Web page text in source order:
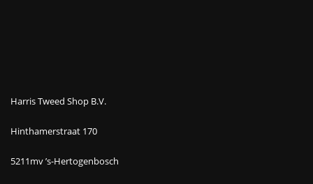
Harris Tweed Shop B.V.
Hinthamerstraat 170
5211mv ’s-Hertogenbosch